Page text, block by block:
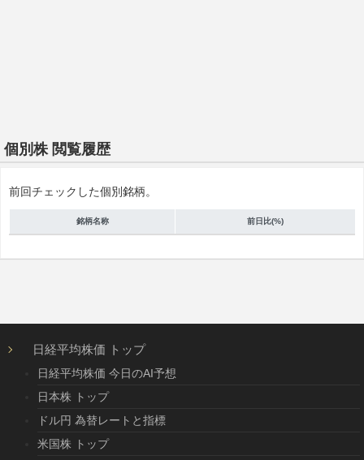
個別株 閲覧履歴
前回チェックした個別銘柄。
銘柄名称 前日比(%)
日経平均株価 トップ
日経平均株価 今日のAI予想
日本株 トップ
ドル円 為替レートと指標
米国株 トップ